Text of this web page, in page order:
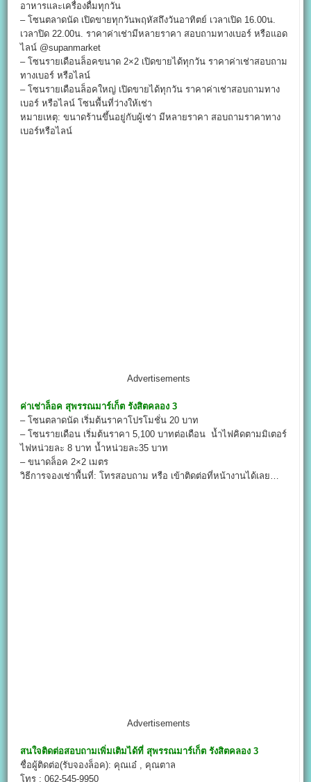
อาหารและเครื่องดื่มทุกวัน
– โซนตลาดนัด เปิดขายทุกวันพฤหัสถึงวันอาทิตย์ เวลาเปิด 16.00น.
เวลาปิด 22.00น. ราคาค่าเช่ามีหลายราคา สอบถามทางเบอร์ หรือแอด
ไลน์ @supanmarket
– โซนรายเดือนล็อคขนาด 2×2 เปิดขายได้ทุกวัน ราคาค่าเช่าสอบถาม
ทางเบอร์ หรือไลน์
– โซนรายเดือนล็อคใหญ่ เปิดขายได้ทุกวัน ราคาค่าเช่าสอบถามทาง
เบอร์ หรือไลน์ โซนพื้นที่ว่างให้เช่า
หมายเหตุ: ขนาดร้านขึ้นอยู่กับผู้เช่า มีหลายราคา สอบถามราคาทาง
เบอร์หรือไลน์
Advertisements
ค่าเช่าล็อค สุพรรณมาร์เก็ต รังสิตคลอง 3
– โซนตลาดนัด เริ่มต้นราคาโปรโมชั่น 20 บาท
– โซนรายเดือน เริ่มต้นราคา 5,100 บาทต่อเดือน น้ำไฟคิดตามมิเตอร์
ไฟหน่วยละ 8 บาท น้ำหน่วยละ35 บาท
– ขนาดล็อค 2×2 เมตร
วิธีการจองเช่าพื้นที่: โทรสอบถาม หรือ เข้าติดต่อที่หน้างานได้เลย…
Advertisements
สนใจติดต่อสอบถามเพิ่มเติมได้ที่ สุพรรณมาร์เก็ต รังสิตคลอง 3
ชื่อผู้ติดต่อ(รับจองล็อค): คุณเอ๋ , คุณตาล
โทร : 062-545-9950